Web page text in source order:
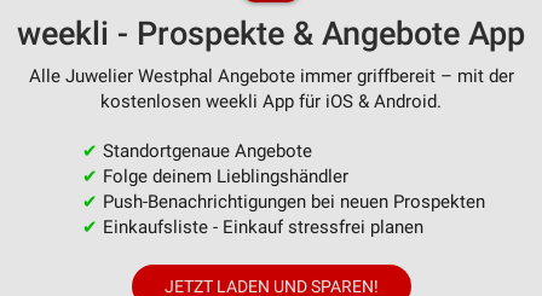
weekli - Prospekte & Angebote App
Alle Juwelier Westphal Angebote immer griffbereit – mit der
kostenlosen weekli App für iOS & Android.
✔ Standortgenaue Angebote
✔ Folge deinem Lieblingshändler
✔ Push-Benachrichtigungen bei neuen Prospekten
✔ Einkaufsliste - Einkauf stressfrei planen
JETZT LADEN UND SPAREN!